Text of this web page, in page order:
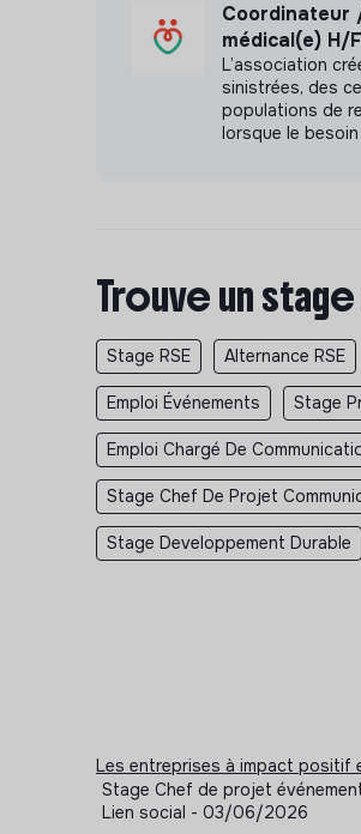
Coordinateur
médical(e) H/
L’association
sinistrées, des
populations de
lorsque le
Trouve un
Stage RSE Alternance RSE
Emploi Événements Stage
Emploi Chargé De
Stage Chef De Projet
Stage Developpement Durable
Les entreprises à impact positif
Stage Chef de projet
Lien social - 03/06/2026